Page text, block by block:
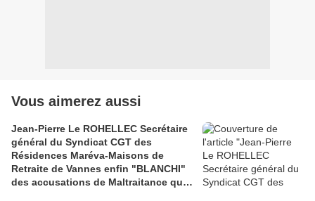
Vous aimerez aussi
Jean-Pierre Le ROHELLEC Secrétaire
général du Syndicat CGT des
Résidences Maréva-Maisons de
Retraite de Vannes enfin "BLANCHI"
des accusations de Maltraitance qui